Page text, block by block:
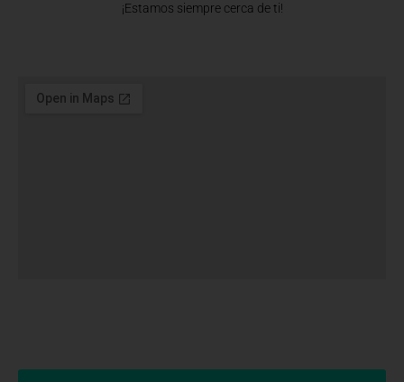
¡Estamos siempre cerca de ti!